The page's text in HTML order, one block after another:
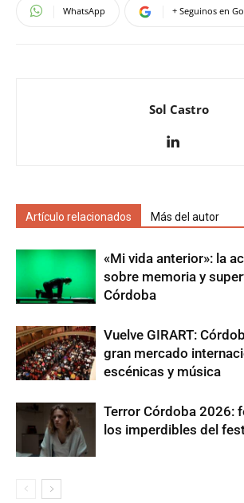
WhatsApp + Seguinos en
Sol Castro
Artículo relacionados Más del autor
«Mi vida anterior»: la
sobre memoria y
Córdoba
Vuelve GIRART:
gran mercado
escénicas y música
Terror Córdoba 2026:
los imperdibles del